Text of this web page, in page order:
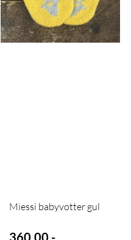
Miessi babyvotter gul
360,00,-